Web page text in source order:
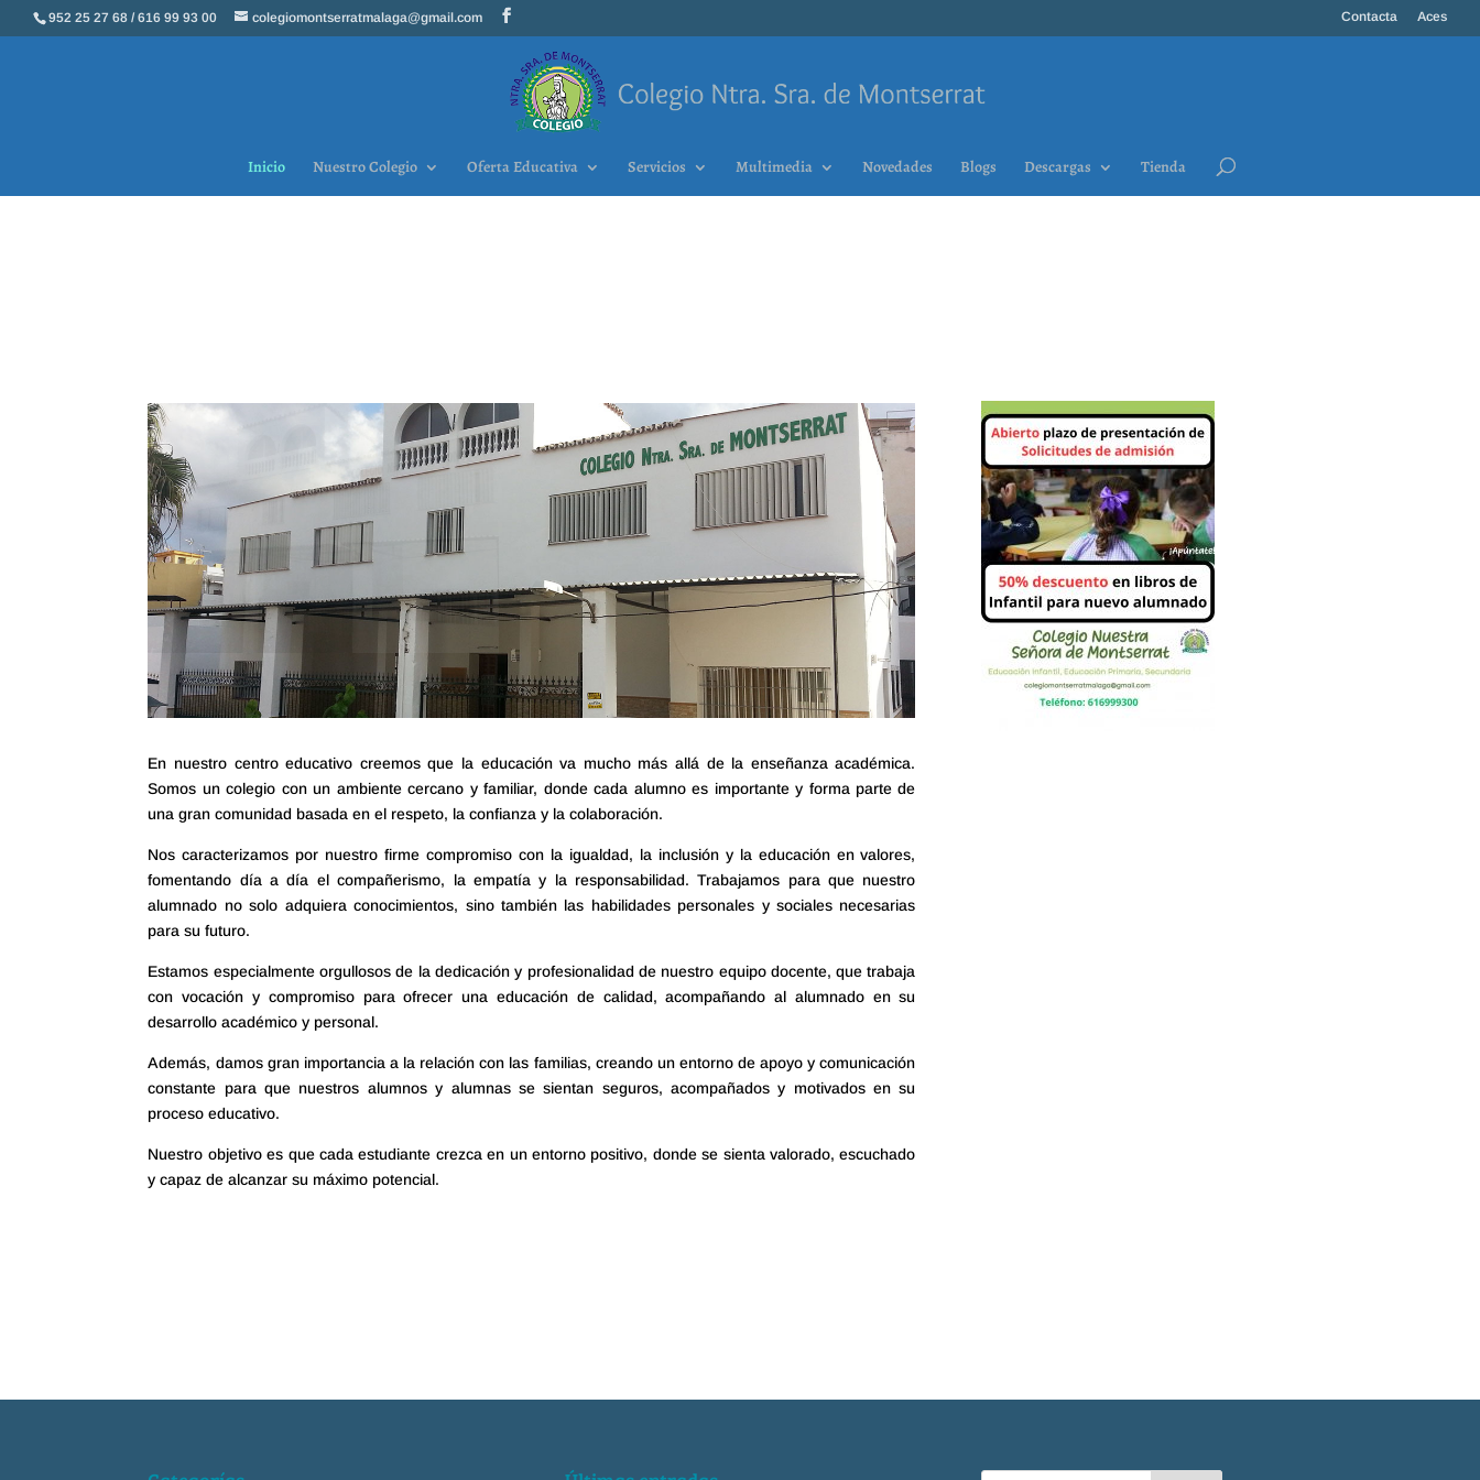
952 25 27 68 / 616 99 93 00 colegiomontserratmalaga@gmail.com Contacta Aces
Inicio Nuestro Colegio Oferta Educativa Servicios Multimedia Novedades Blogs Descargas Tienda
En nuestro centro educativo creemos que la educación va mucho más allá de la enseñanza académica.
Somos un colegio con un ambiente cercano y familiar, donde cada alumno es importante y forma parte de
una gran comunidad basada en el respeto, la confianza y la colaboración.
Nos caracterizamos por nuestro firme compromiso con la igualdad, la inclusión y la educación en valores,
fomentando día a día el compañerismo, la empatía y la responsabilidad. Trabajamos para que nuestro
alumnado no solo adquiera conocimientos, sino también las habilidades personales y sociales necesarias
para su futuro.
Estamos especialmente orgullosos de la dedicación y profesionalidad de nuestro equipo docente, que trabaja
con vocación y compromiso para ofrecer una educación de calidad, acompañando al alumnado en su
desarrollo académico y personal.
Además, damos gran importancia a la relación con las familias, creando un entorno de apoyo y comunicación
constante para que nuestros alumnos y alumnas se sientan seguros, acompañados y motivados en su
proceso educativo.
Nuestro objetivo es que cada estudiante crezca en un entorno positivo, donde se sienta valorado, escuchado
y capaz de alcanzar su máximo potencial.